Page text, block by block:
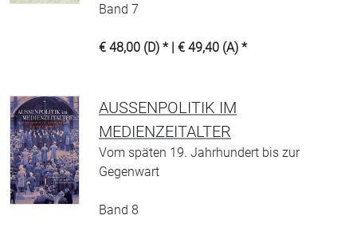
Band 7
€ 48,00 (D) * | € 49,40 (A) *
AUSSENPOLITIK IM M
EDIENZEITALTER
Vom späten 19. Jahrhundert bis zur
Gegenwart
Band 8